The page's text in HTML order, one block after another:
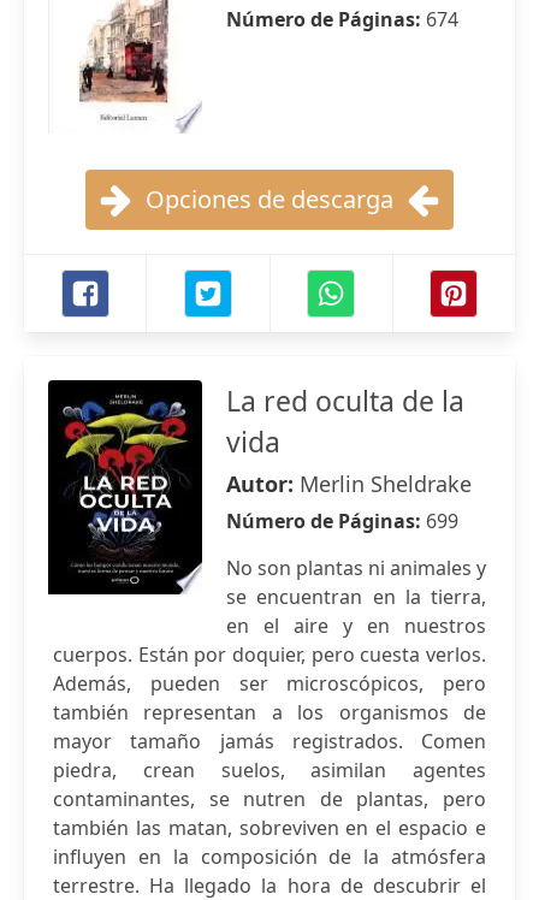
Número de Páginas: 674
Opciones de descarga
La red oculta de la
vida
Autor: Merlin Sheldrake
Número de Páginas: 699
No son plantas ni animales y
se encuentran en la tierra,
en el aire y en nuestros
cuerpos. Están por doquier, pero cuesta verlos.
Además, pueden ser microscópicos, pero
también representan a los organismos de
mayor tamaño jamás registrados. Comen
piedra, crean suelos, asimilan agentes
contaminantes, se nutren de plantas, pero
también las matan, sobreviven en el espacio e
influyen en la composición de la atmósfera
terrestre. Ha llegado la hora de descubrir el